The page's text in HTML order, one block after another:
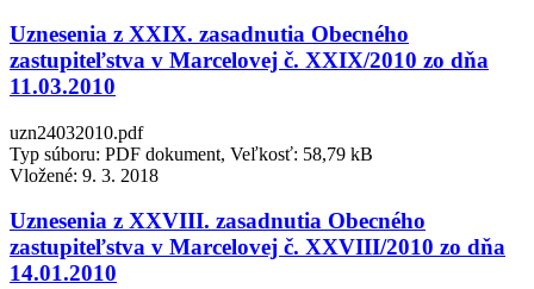
Uznesenia z XXIX. zasadnutia Obecného
zastupiteľstva v Marcelovej č. XXIX/2010 zo dňa
11.03.2010
uzn24032010.pdf
Typ súboru: PDF dokument, Veľkosť: 58,79 kB
Vložené: 9. 3. 2018
Uznesenia z XXVIII. zasadnutia Obecného
zastupiteľstva v Marcelovej č. XXVIII/2010 zo dňa
14.01.2010